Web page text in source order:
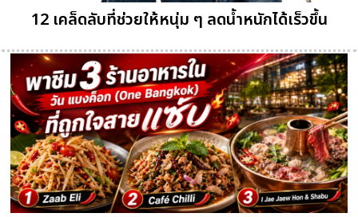
12 เคล็ดลับที่ช่วยให้หนุ่ม ๆ ลดน้ำหนักได้เร็วขึ้น